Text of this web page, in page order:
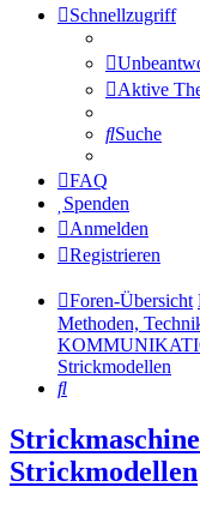
Schnellzugriff
Aktive
Suche
FAQ
Spenden
Anmelden
Registrieren
Foren-Übersicht
Methoden,
Strickmodellen
Suche
Strickmodellen